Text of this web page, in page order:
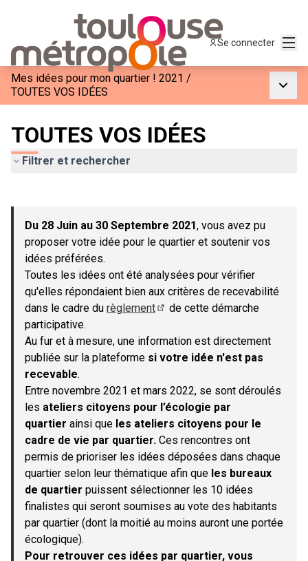
Se connecter
Mes idées pour mon quartier ! 2021 /
TOUTES VOS IDÉES
TOUTES VOS IDÉES
Filtrer et rechercher
−
Du 28 Juin au 30 Septembre 2021, vous avez pu
proposer votre idée pour le quartier et soutenir vos
idées préférées.
Toutes les idées ont été analysées pour vérifier
qu'elles répondaient bien aux critères de recevabilité
dans le cadre du règlement
de cette démarche
participative.
Au fur et à mesure, une information est directement
publiée sur la plateforme si votre idée n'est pas
recevable.
Entre novembre 2021 et mars 2022, se sont déroulés
les ateliers citoyens pour l’écologie par
quartier ainsi que les ateliers citoyens pour le
cadre de vie par quartier. Ces rencontres ont
permis de prioriser les idées déposées dans chaque
quartier selon leur thématique afin que les bureaux
de quartier puissent sélectionner les 10 idées
finalistes qui seront soumises au vote des habitants
par quartier (dont la moitié au moins auront une portée
écologique).
Pour retrouver ces idées par quartier, vous